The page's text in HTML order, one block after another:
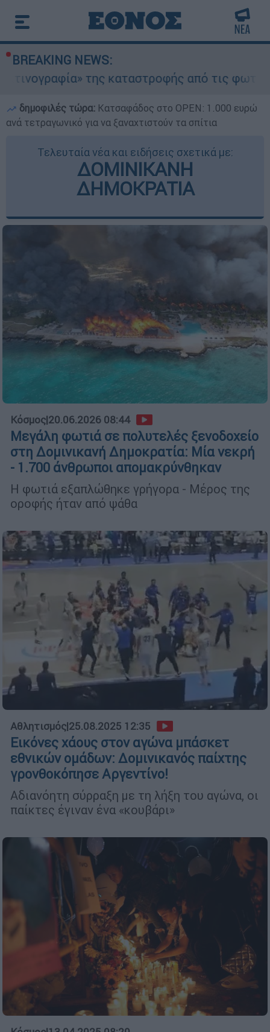
BREAKING NEWS:
καταστροφής από τις φωτιές στη Δυτική
δημοφιλές τώρα: Κατσαφάδος στο OPEN: 1.000 ευρώ
ανά τετραγωνικό για να ξαναχτιστούν τα σπίτια
Τελευταία νέα και ειδήσεις σχετικά με:
ΔΟΜΙΝΙΚΑΝΗ
ΔΗΜΟΚΡΑΤΙΑ
Κόσμος|20.06.2026 08:44
Μεγάλη φωτιά σε πολυτελές ξενοδοχείο
στη Δομινικανή Δημοκρατία: Μία νεκρή
- 1.700 άνθρωποι απομακρύνθηκαν
Η φωτιά εξαπλώθηκε γρήγορα - Μέρος της
οροφής ήταν από ψάθα
Αθλητισμός|25.08.2025 12:35
Εικόνες χάους στον αγώνα μπάσκετ
εθνικών ομάδων: Δομινικανός παίχτης
γρονθοκόπησε Αργεντίνο!
Αδιανόητη σύρραξη με τη λήξη του αγώνα, οι
παίκτες έγιναν ένα «κουβάρι»